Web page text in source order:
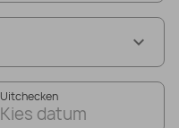
Uitchecken
Kies datum